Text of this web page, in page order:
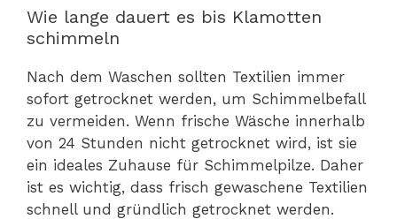
Wie lange dauert es bis Klamotten
schimmeln
Nach dem Waschen sollten Textilien immer
sofort getrocknet werden, um Schimmelbefall
zu vermeiden. Wenn frische Wäsche innerhalb
von 24 Stunden nicht getrocknet wird, ist sie
ein ideales Zuhause für Schimmelpilze. Daher
ist es wichtig, dass frisch gewaschene Textilien
schnell und gründlich getrocknet werden.